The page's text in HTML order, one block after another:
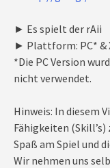
► Es spielt der rAii
► Plattform: PC* &
*Die PC Version
nicht verwendet.
Hinweis: In diesem
Fähigkeiten
Spaß am Spiel und
Wir nehmen uns